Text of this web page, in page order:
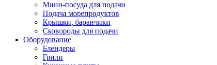
Мини-посуда для подачи
Подача морепродуктов
Крышки, баранчики
Сковороды для подачи
Оборудование
Блендеры
Грили